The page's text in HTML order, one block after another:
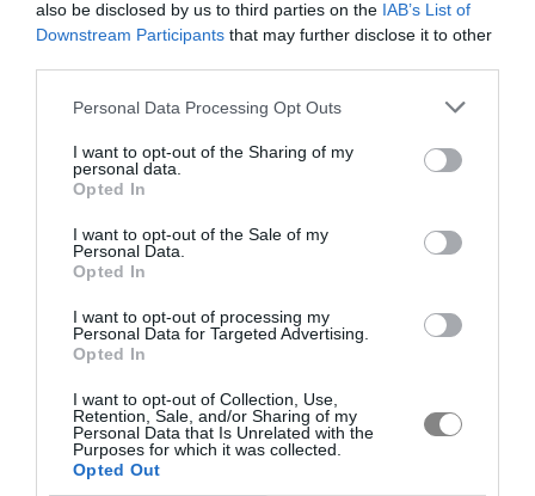
also be disclosed by us to third parties on the IAB’s List of
Downstream Participants that may further disclose it to other
Personal Data Processing Opt Outs
I want to opt-out of the Sharing of my
personal data.
Opted In
I want to opt-out of the Sale of my
Personal Data.
Opted In
I want to opt-out of processing my
Personal Data for Targeted Advertising.
Opted In
I want to opt-out of Collection, Use,
Retention, Sale, and/or Sharing of my
Personal Data that Is Unrelated with the
Purposes for which it was collected.
Opted Out